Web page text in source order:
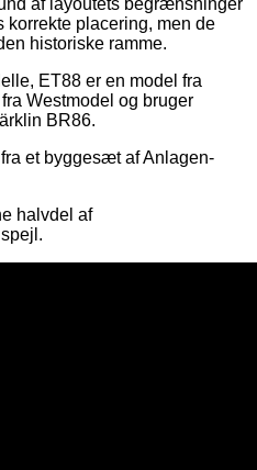
af layoutets begrænsninger
korrekte placering, men de
historiske ramme.
ET88 er en model fra
Westmodel og bruger
BR86.
et byggesæt af Anlagen-
halvdel af